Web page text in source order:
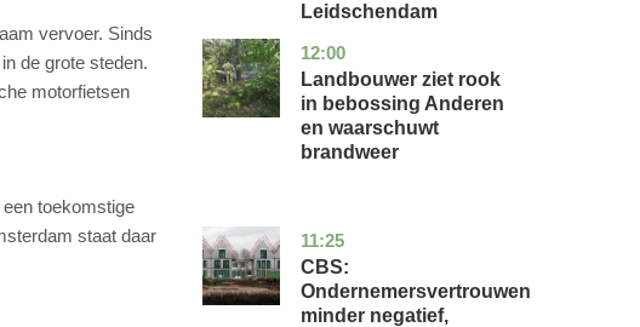
vervoer. Sinds
de grote steden.
motorfietsen
toekomstige
staat daar
Leidschendam
12:00
drenthe
nieuws
Landbouwer ziet rook
in bebossing Anderen
en waarschuwt
brandweer
11:25
zuid-
holland
economie
CBS:
Ondernemersvertrouwen
minder negatief,